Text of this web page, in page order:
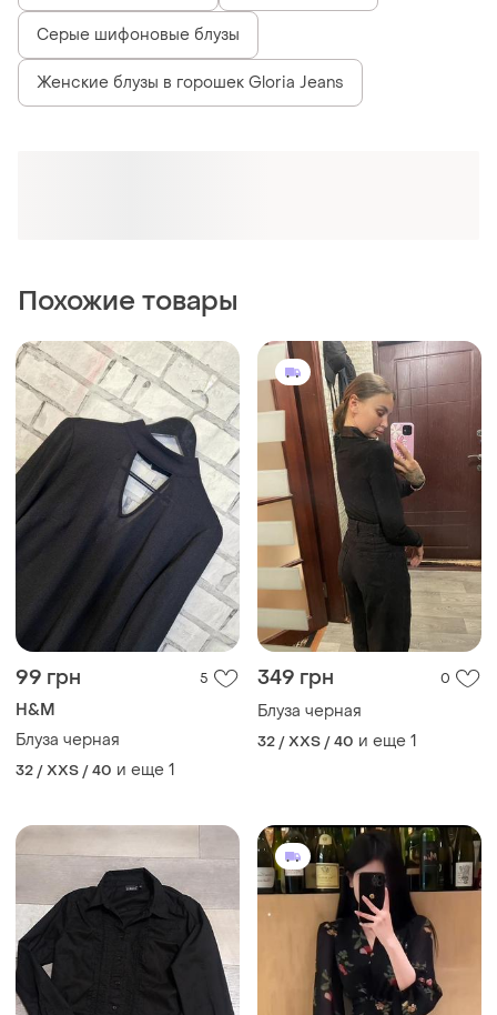
Серые шифоновые блузы
Женские блузы в горошек Gloria Jeans
Похожие товары
99 грн 5
H&M
Блуза черная
32 / XXS / 40 и еще 1
349 грн 0
Блуза черная
32 / XXS / 40 и еще 1